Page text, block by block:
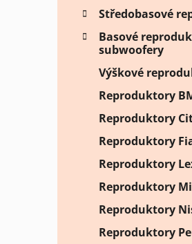
Středobasové
Basové
subwoofery
Výškové
Reproduktory
Reproduktory
Reproduktory
Reproduktory
Reproduktory
Reproduktory
Reproduktory